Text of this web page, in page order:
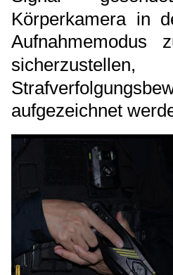
Körperkamera in
Aufnahmemodus
aufgezeichnet